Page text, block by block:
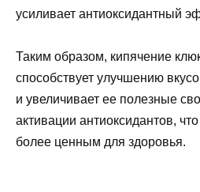
усиливает антиоксидантный
Таким образом, кипячение
способствует улучшению
и увеличивает ее полезные
активации антиоксидантов,
более ценным для здоровья.